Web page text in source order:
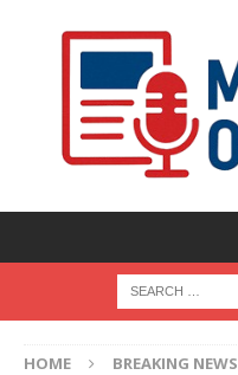
HOME BREAKING NEWS